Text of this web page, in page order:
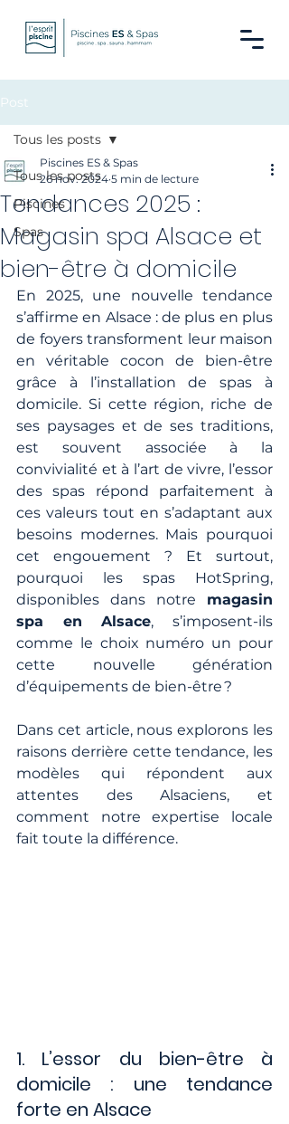
Post
Tous les posts
Piscines
Spas
Tous les posts
Tendances 2025 :
Magasin spa Alsace et
bien-être à domicile
Piscines ES & Spas
26 nov. 2024 5 min de lecture
En 2025, une nouvelle tendance
s’affirme en Alsace : de plus en plus
de foyers transforment leur maison
en véritable cocon de bien-être
grâce à l’installation de spas à
domicile. Si cette région, riche de
ses paysages et de ses traditions,
est souvent associée à la
convivialité et à l’art de vivre, l’essor
des spas répond parfaitement à
ces valeurs tout en s’adaptant aux
besoins modernes. Mais pourquoi
cet engouement ? Et surtout,
pourquoi les spas HotSpring,
disponibles dans notre magasin
spa en Alsace, s’imposent-ils
comme le choix numéro un pour
cette nouvelle génération
d’équipements de bien-être ?
Dans cet article, nous explorons les
raisons derrière cette tendance, les
modèles qui répondent aux
attentes des Alsaciens, et
comment notre expertise locale
fait toute la différence.
1. L’essor du bien-être à
domicile : une tendance
forte en Alsace